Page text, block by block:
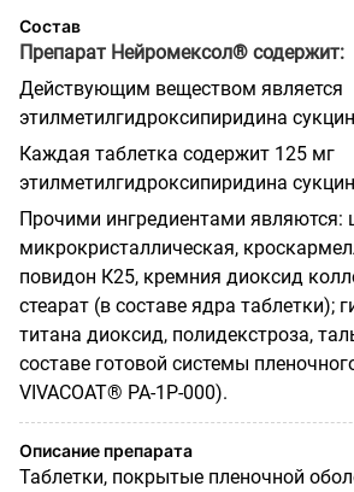
Состав
Препарат Нейромексол® содержит:
Действующим веществом является
этилметилгидроксипиридина
Каждая таблетка содержит 125 мг
этилметилгидроксипиридина
Прочими ингредиентами являются:
микрокристаллическая,
повидон К25, кремния диоксид
стеарат (в составе ядра таблетки);
титана диоксид, полидекстроза,
составе готовой системы
VIVACOAT® РА-1Р-000).
Описание препарата
Таблетки, покрытые пленочной